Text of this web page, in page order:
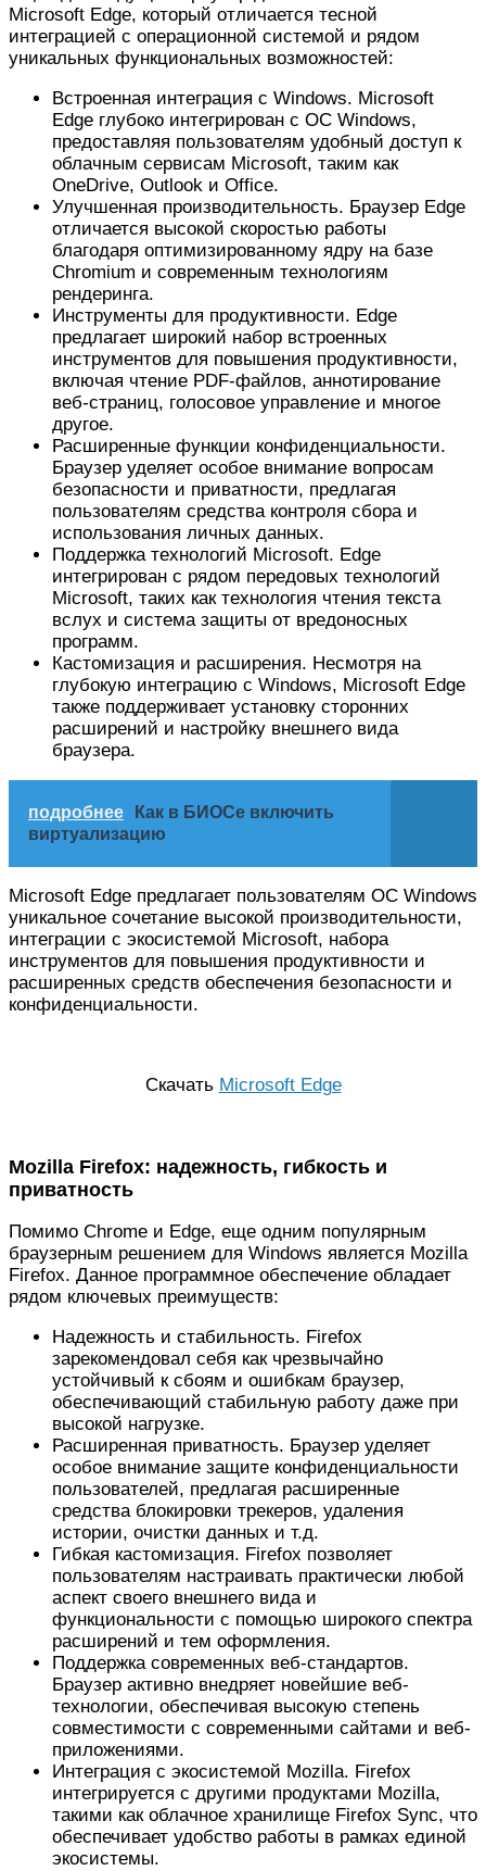
Microsoft Edge, который отличается тесной
интеграцией с операционной системой и рядом
уникальных функциональных возможностей:
Встроенная интеграция с Windows. Microsoft
Edge глубоко интегрирован с ОС Windows,
предоставляя пользователям удобный доступ к
облачным сервисам Microsoft, таким как
OneDrive, Outlook и Office.
Улучшенная производительность. Браузер Edge
отличается высокой скоростью работы
благодаря оптимизированному ядру на базе
Chromium и современным технологиям
рендеринга.
Инструменты для продуктивности. Edge
предлагает широкий набор встроенных
инструментов для повышения продуктивности,
включая чтение PDF-файлов, аннотирование
веб-страниц, голосовое управление и многое
другое.
Расширенные функции конфиденциальности.
Браузер уделяет особое внимание вопросам
безопасности и приватности, предлагая
пользователям средства контроля сбора и
использования личных данных.
Поддержка технологий Microsoft. Edge
интегрирован с рядом передовых технологий
Microsoft, таких как технология чтения текста
вслух и система защиты от вредоносных
программ.
Кастомизация и расширения. Несмотря на
глубокую интеграцию с Windows, Microsoft Edge
также поддерживает установку сторонних
расширений и настройку внешнего вида
браузера.
подробнее
Как в БИОСе включить
виртуализацию
Microsoft Edge предлагает пользователям ОС Windows
уникальное сочетание высокой производительности,
интеграции с экосистемой Microsoft, набора
инструментов для повышения продуктивности и
расширенных средств обеспечения безопасности и
конфиденциальности.
Скачать Microsoft Edge
Mozilla Firefox: надежность, гибкость и
приватность
Помимо Chrome и Edge, еще одним популярным
браузерным решением для Windows является Mozilla
Firefox. Данное программное обеспечение обладает
рядом ключевых преимуществ:
Надежность и стабильность. Firefox
зарекомендовал себя как чрезвычайно
устойчивый к сбоям и ошибкам браузер,
обеспечивающий стабильную работу даже при
высокой нагрузке.
Расширенная приватность. Браузер уделяет
особое внимание защите конфиденциальности
пользователей, предлагая расширенные
средства блокировки трекеров, удаления
истории, очистки данных и т.д.
Гибкая кастомизация. Firefox позволяет
пользователям настраивать практически любой
аспект своего внешнего вида и
функциональности с помощью широкого спектра
расширений и тем оформления.
Поддержка современных веб-стандартов.
Браузер активно внедряет новейшие веб-
технологии, обеспечивая высокую степень
совместимости с современными сайтами и веб-
приложениями.
Интеграция с экосистемой Mozilla. Firefox
интегрируется с другими продуктами Mozilla,
такими как облачное хранилище Firefox Sync, что
обеспечивает удобство работы в рамках единой
экосистемы.